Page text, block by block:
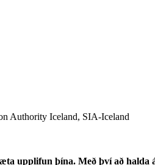
Authority Iceland, SIA-Iceland
upplifun þína. Með því að